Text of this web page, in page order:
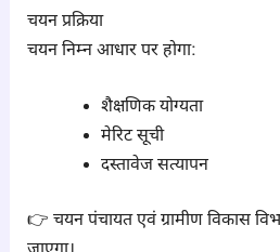
चयन प्रक्रिया
चयन निम्न आधार पर होगा:
शैक्षणिक योग्यता
मेरिट सूची
दस्तावेज सत्यापन
👉 चयन पंचायत एवं ग्रामीण विकास